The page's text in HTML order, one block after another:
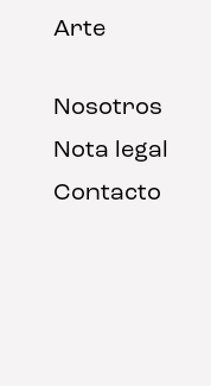
Arte
Nosotros
Nota legal
Contacto